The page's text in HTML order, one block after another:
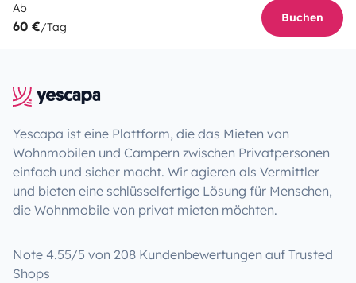
Ab
60 €/Tag
Buchen
Yescapa ist eine Plattform, die das Mieten von
Wohnmobilen und Campern zwischen Privatpersonen
einfach und sicher macht. Wir agieren als Vermittler
und bieten eine schlüsselfertige Lösung für Menschen,
die Wohnmobile von privat mieten möchten.
Note 4.55/5 von 208 Kundenbewertungen auf Trusted
Shops